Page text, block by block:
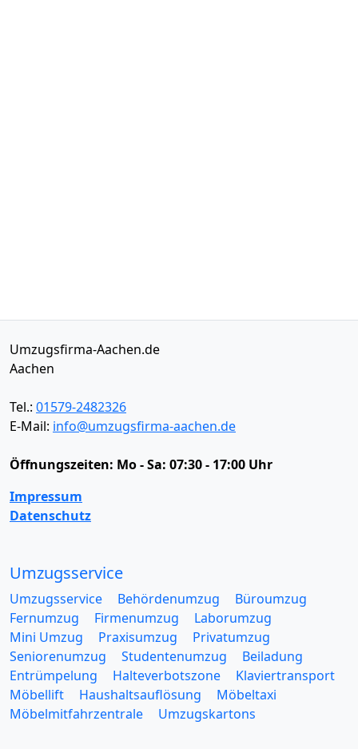
Umzugsfirma-Aachen.de
Aachen
Tel.: 01579-2482326
E-Mail: info@umzugsfirma-aachen.de
Öffnungszeiten: Mo - Sa: 07:30 - 17:00 Uhr
Impressum
Datenschutz
Umzugsservice
Umzugsservice Behördenumzug
Büroumzug
Fernumzug
Firmenumzug
Laborumzug
Mini Umzug
Praxisumzug
Privatumzug
Seniorenumzug
Studentenumzug
Beiladung
Entrümpelung
Halteverbotszone
Klaviertransport
Möbellift
Haushaltsauflösung
Möbeltaxi
Möbelmitfahrzentrale
Umzugskartons